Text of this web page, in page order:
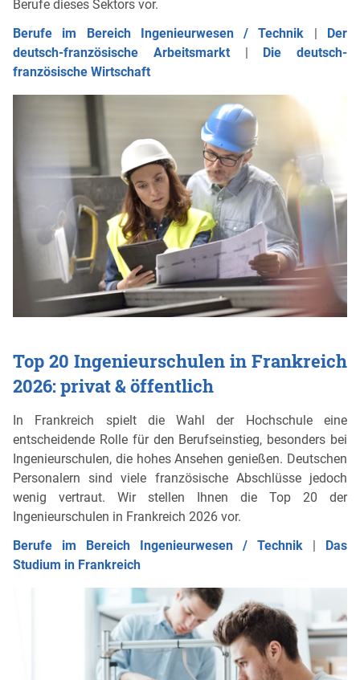
Berufe dieses Sektors vor.
Berufe im Bereich Ingenieurwesen / Technik | Der
deutsch-französische Arbeitsmarkt| Die deutsch-
französische Wirtschaft
Top 20 Ingenieurschulen in Frankreich
2026: privat & öffentlich
In Frankreich spielt die Wahl der Hochschule eine
entscheidende Rolle für den Berufseinstieg, besonders bei
Ingenieurschulen, die hohes Ansehen genießen. Deutschen
Personalern sind viele französische Abschlüsse jedoch
wenig vertraut. Wir stellen Ihnen die Top 20 der
Ingenieurschulen in Frankreich 2026 vor.
Berufe im Bereich Ingenieurwesen / Technik | Das
Studium in Frankreich